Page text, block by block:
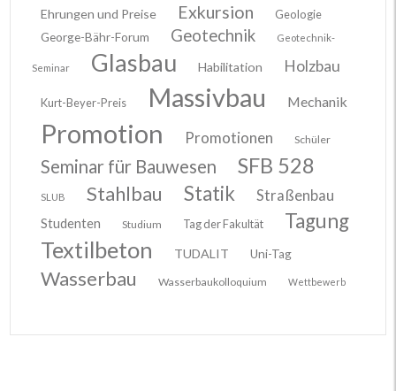
Ehrungen und Preise Exkursion
Geologie
George-Bähr-Forum
Geotechnik Geotechnik-
Seminar Glasbau Habilitation Holzbau
Kurt-Beyer-Preis Massivbau Mechanik
Promotion Promotionen Schüler
Seminar für Bauwesen SFB 528
SLUB Stahlbau Statik Straßenbau
Studenten Studium Tag der Fakultät Tagung
Textilbeton TUDALIT Uni-Tag
Wasserbau Wasserbaukolloquium Wettbewerb